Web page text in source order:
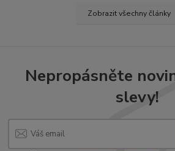
Zobrazit všechny články
Nepropásněte
slevy!